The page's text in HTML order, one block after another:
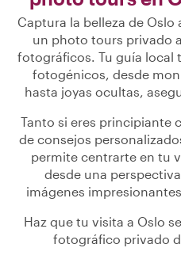
Captura la belleza de
un photo tours privado
fotográficos. Tu guía local
fotogénicos, desde
hasta joyas ocultas,
Tanto si eres principiante
de consejos
permite centrarte en tu
desde una
imágenes
Haz que tu visita a Oslo
fotográfico privado